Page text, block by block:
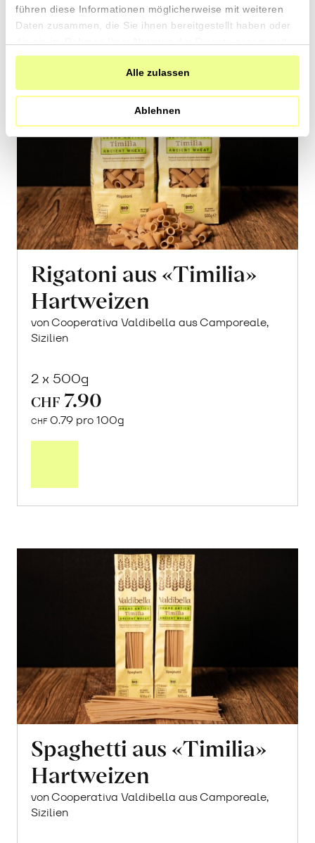
führen diese Informationen möglicherweise mit weiteren
Daten zusammen, die Sie ihnen bereitgestellt haben oder
haben.
Alle zulassen
Ablehnen
Rigatoni aus «Timilia»
Hartweizen
von Cooperativa Valdibella aus Camporeale,
Sizilien
2 x 500g
CHF 7.90
CHF 0.79 pro 100g
Spaghetti aus «Timilia»
Hartweizen
von Cooperativa Valdibella aus Camporeale,
Sizilien